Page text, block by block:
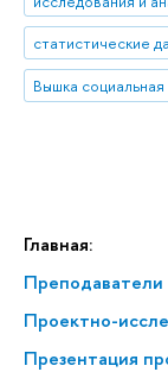
Главная:
Преподаватели
Проектно-
Презентация
статистические
Вышка социальная